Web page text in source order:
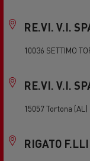
RE.VI. V.I.
10036 SETTIMO
RE.VI. V.I.
15057 Tortona (AL)
RIGATO